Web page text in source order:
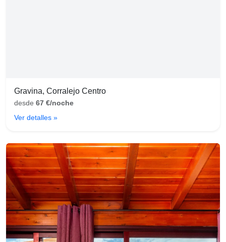
Gravina, Corralejo Centro
desde 67 €/noche
Ver detalles »